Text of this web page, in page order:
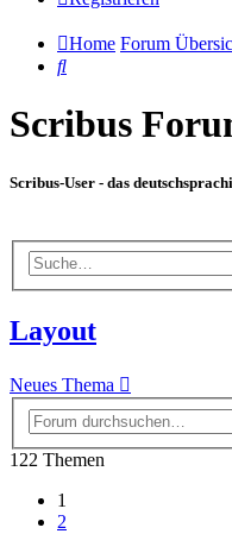
Home Forum
Suche
Scribus
Scribus-User - das
Layout
Neues Thema
122 Themen
1
2